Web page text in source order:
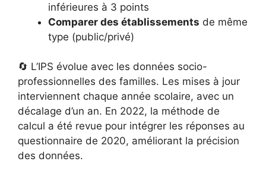
inférieures à 3 points
Comparer des établissements de même
type (public/privé)
🔄 L’IPS évolue avec les données socio-
professionnelles des familles. Les mises à jour
interviennent chaque année scolaire, avec un
décalage d’un an. En 2022, la méthode de
calcul a été revue pour intégrer les réponses au
questionnaire de 2020, améliorant la précision
des données.